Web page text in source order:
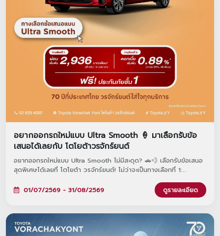
อยากออกรถใหม่แบบ Ultra Smooth 🍦 มาเลือกรับข้อ
เสนอได้เลยกับ โตโยต้าวรจักร์ยนต์
อยากออกรถใหม่แบบ Ultra Smooth ไม่มีสะดุด? 🚗💨 เลือกรับข้อเสนอ
สุดพิเศษได้เลยที่ โตโยต้า วรจักร์ยนต์! ไม่ว่าจะเป็นทางเลือกที่ 1:
บาท* ทั้งสองทางเลือกมาพร้อมฟรีประกันภัยชั้น 1 Toyota Care PHYD!
พิเศษยิ่งขึ้นเมื่อจองวันนี้ รับสิทธิ์ร่วมแคมเปญ 'TOYOTA ฟูลฟิล ดีลสุด
01/07/2569 - 31/08/2569 ดูรายละเอียด